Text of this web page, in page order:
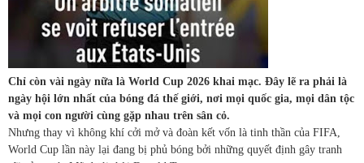
Chỉ còn vài ngày nữa là World Cup 2026 khai mạc. Đây lẽ ra phải là
ngày hội lớn nhất của bóng đá thế giới, nơi mọi quốc gia, mọi dân tộc
và mọi con người cùng gặp nhau trên sân cỏ.
Nhưng thay vì không khí cởi mở và đoàn kết vốn là tinh thần của FIFA,
World Cup lần này lại đang bị phủ bóng bởi những quyết định gây tranh